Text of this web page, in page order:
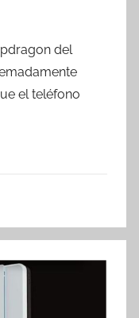
del
el teléfono